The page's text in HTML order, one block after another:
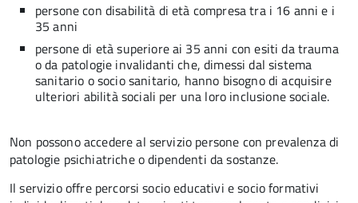
persone con disabilità di età compresa tra i 16 anni e i
35 anni
persone di età superiore ai 35 anni con esiti da trauma
o da patologie invalidanti che, dimessi dal sistema
sanitario o socio sanitario, hanno bisogno di acquisire
ulteriori abilità sociali per una loro inclusione sociale.
Non possono accedere al servizio persone con prevalenza di
patologie psichiatriche o dipendenti da sostanze.
Il servizio offre percorsi socio educativi e socio formativi